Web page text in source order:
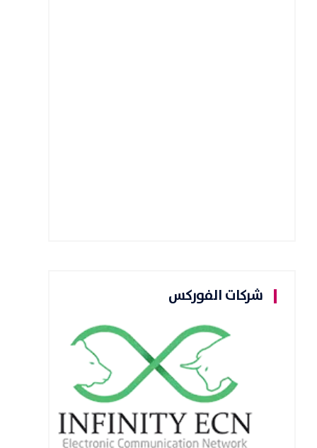
شركات الفوركس